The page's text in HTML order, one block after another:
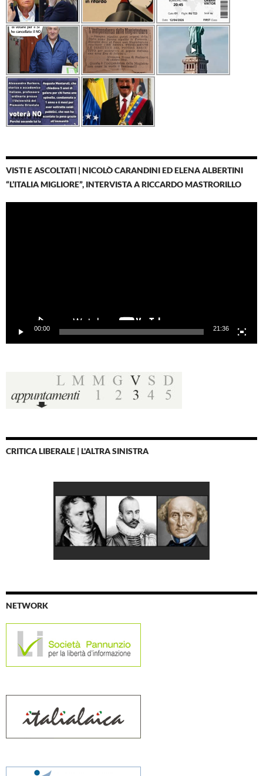
VISTI E ASCOLTATI | NICOLÒ CARANDINI ED ELENA ALBERTINI
“L’ITALIA MIGLIORE”, INTERVISTA A RICCARDO MASTRORILLO
00:00 21:36
CRITICA LIBERALE | L'ALTRA SINISTRA
NETWORK